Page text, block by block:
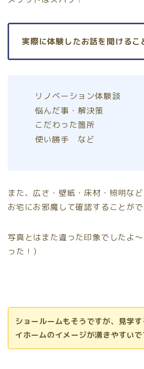
実際に体験したお話を聞けるこ
リノベーション体験談
悩んだ事・解決策
こだわった箇所
使い勝手 など
また、広さ・壁紙・床材・照明な
お宅にお邪魔して確認することが
写真とはまた違った印象でしたよ
った！）
ショールームもそうですが、見学す
イホームのイメージが湧きやすい